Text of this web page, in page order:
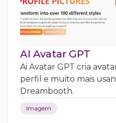
AI Avatar GPT
Ai Avatar GPT cria
perfil e muito mais
Dreambooth.
Imagem